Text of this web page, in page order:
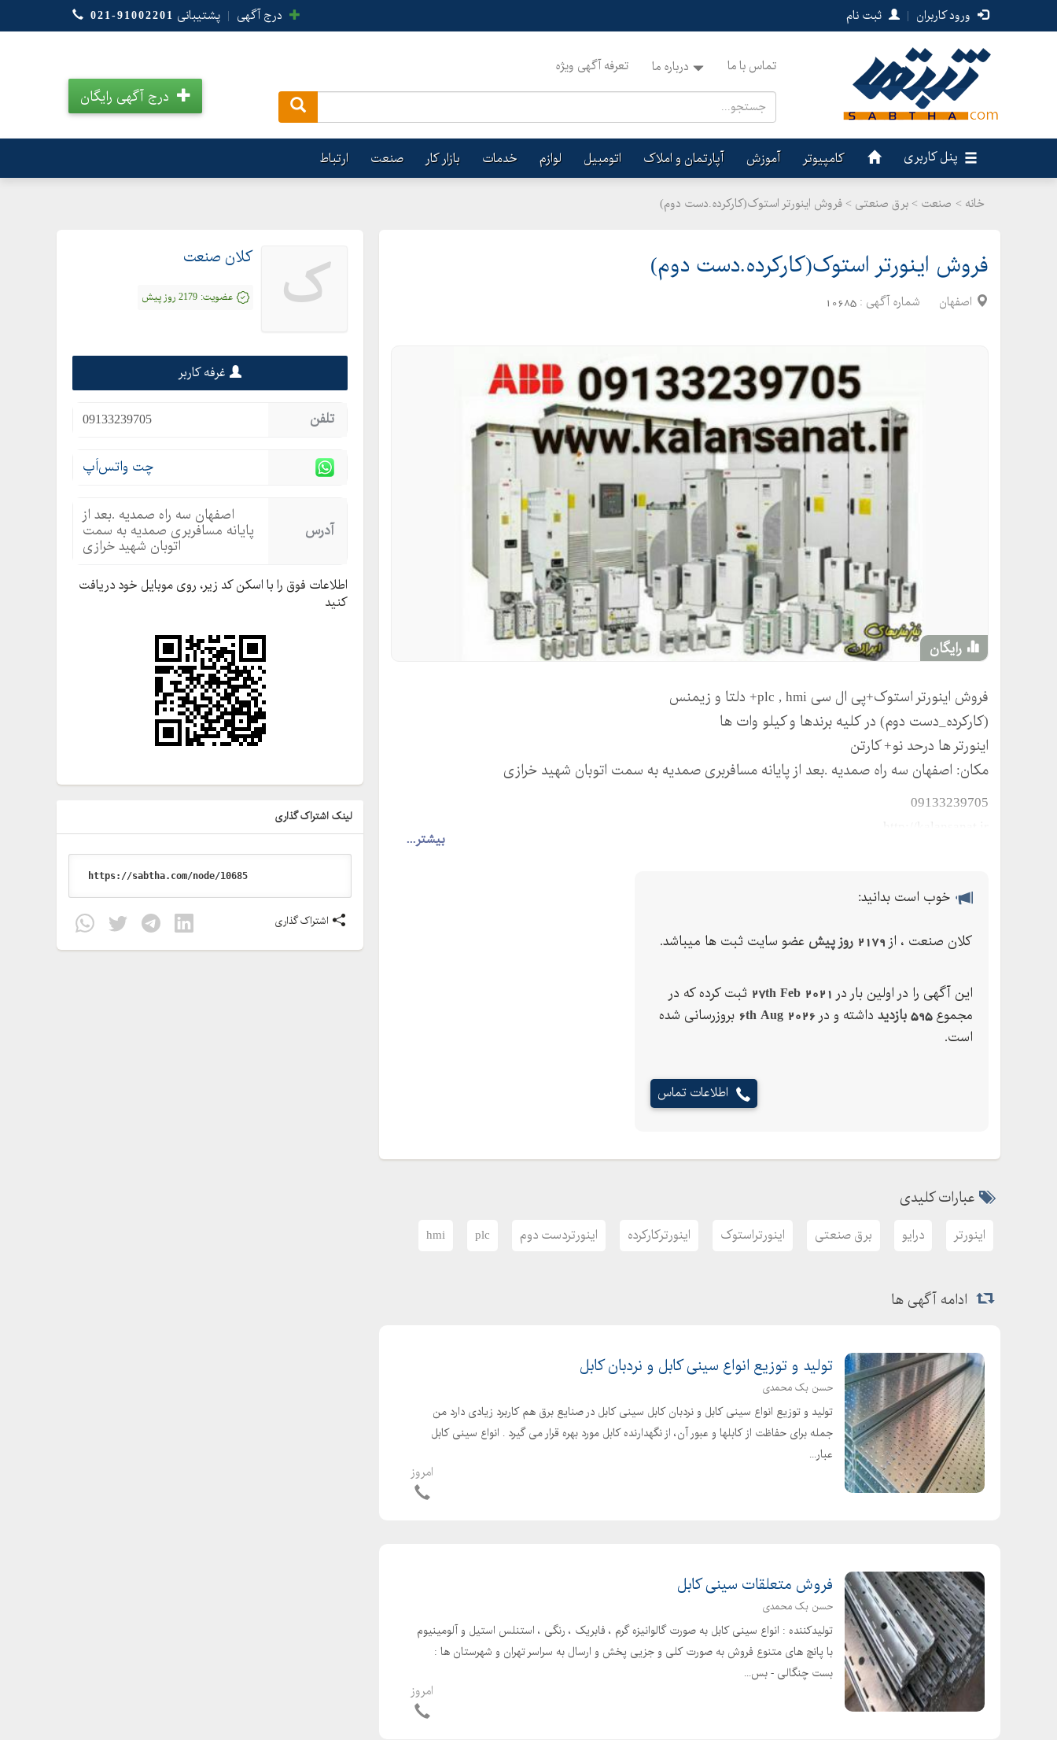
ورود کاربران | ثبت نام درج آگهی | پشتیبانی 021-91002201
تماس با ما درباره ما تعرفه آگهی ویژه
درج آگهی رایگان
پنل کاربری کامپیوتر آموزش آپارتمان و املاک اتومبیل لوازم خدمات بازار کار صنعت ارتباط
خانه > صنعت > برق صنعتی > فروش اینورتر استوک(کارکرده.دست دوم)
فروش اینورتر استوک(کارکرده.دست دوم)
اصفهان شماره آگهی : 10685
رایگان
بیشتر...
فروش اینورتر استوک+پی ال سی plc , hmi+ دلتا و زیمنس
(کارکرده_دست دوم) در کلیه برندها و کیلو وات ها
اینورتر ها درحد نو+ کارتن
مکان: اصفهان سه راه صمدیه .بعد از پایانه مسافربری صمدیه به سمت اتوبان شهید خرازی
09133239705
http://kalansanat.ir
خوب است بدانید:
کلان صنعت ، از 2179 روز پیش عضو سایت ثبت ها میباشد.
این آگهی را در اولین بار در 27th Feb 2021 ثبت کرده که در
مجموع595 بازدید داشته و در 6th Aug 2026 بروزرسانی شده
است.
اطلاعات تماس
عبارات کلیدی
اینورتر درایو برق صنعتی اینورتراستوک اینورترکارکرده اینورتردست دوم plc
hmi
ک کلان صنعت
عضویت: 2179 روز پیش
غرفه کاربر
تلفن 09133239705
چت واتس‌اَپ
آدرس
اصفهان سه راه صمدیه .بعد از
پایانه مسافربری صمدیه به سمت
اتوبان شهید خرازی
اطلاعات فوق را با اسکن کد زیر، روی موبایل خود دریافت
کنید
لینک اشتراک گذاری
اشتراک گذاری
ادامه آگهی ها
تولید و توزیع انواع سینی کابل و نردبان کابل
حسن بک محمدی
تولید و توزیع انواع سینی کابل و نردبان کابل سینی کابل در صنایع برق هم کاربرد زیادی دارد من
جمله برای حفاظت از کابلها و عبور آن، از نگهدارنده کابل مورد بهره قرار می گیرد . انواع سینی کابل
عبار...
امروز
فروش متعلقات سینی کابل
حسن بک محمدی
تولیدکننده : انواع سینی کابل به صورت گالوانیزه گرم ، فابریک ، رنگی ، استنلس استیل و آلومینیوم
با پانچ های متنوع فروش به صورت کلی و جزیی پخش و ارسال به سراسر تهران و شهرستان ها :
بست چنگالی - بس...
امروز